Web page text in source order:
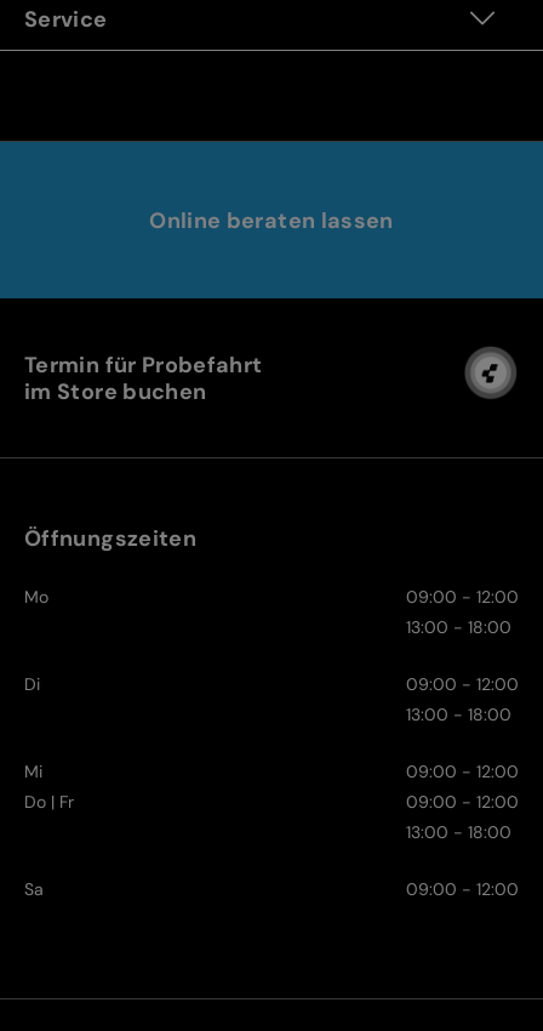
Service
Online beraten lassen
Termin für Probefahrt
im Store buchen
Öffnungszeiten
Mo
09:00 - 12:00
13:00 - 18:00
Di
09:00 - 12:00
13:00 - 18:00
Mi
09:00 - 12:00
Do | Fr
09:00 - 12:00
13:00 - 18:00
Sa 09:00 - 12:00